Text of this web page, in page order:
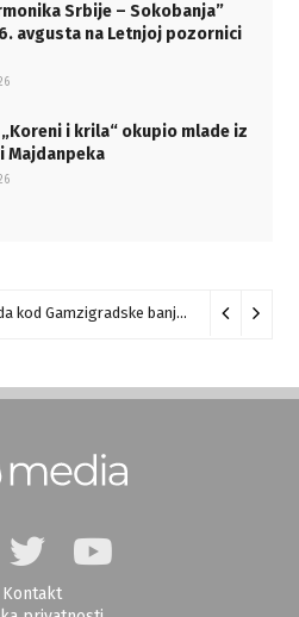
Srbije – Sokobanja”
avgusta na Letnjoj pozornici
i krila“ okupio mlade iz
Majdanpeka
Saobraćajna nezgoda kod Gamzigradske banje 05/08/2026
Kontakt